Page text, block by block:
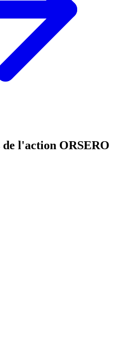
de l'action ORSERO